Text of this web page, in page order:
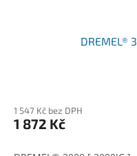
DREMEL®
1 547 Kč bez DPH
1 872 Kč